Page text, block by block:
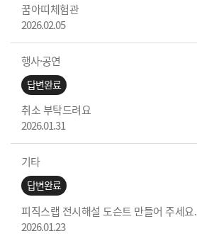
꿈아띠체험관
2026.02.05
행사·공연
답변완료
취소 부탁드려요
2026.01.31
기타
답변완료
피직스랩 전시해설 도슨트 만들어 주세요.
2026.01.23